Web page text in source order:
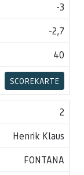
-3
-2,7
40
SCOREKARTE
2
Henrik Klaus
FONTANA